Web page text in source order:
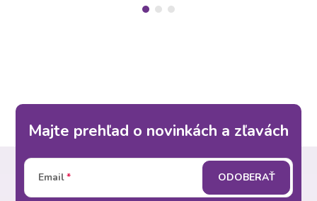
Majte prehľad o novinkách a zľavách
Email ODOBERAŤ